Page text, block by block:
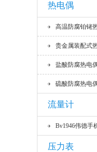
热电偶
高温防腐铂铑
贵金属装配式
盐酸防腐热电
硫酸防腐热电
流量计
Bv1946伟德手
压力表